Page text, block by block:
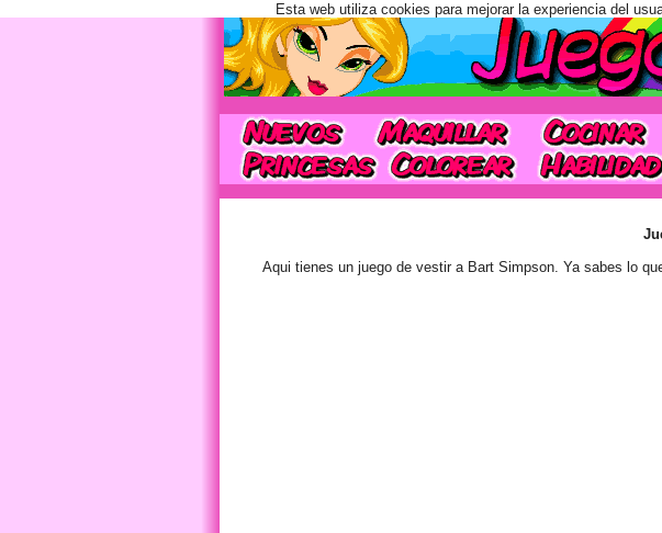
Aqui tienes un juego de vestir a Bart Simpson. Ya sabes lo
Esta web utiliza cookies para mejorar la experiencia del